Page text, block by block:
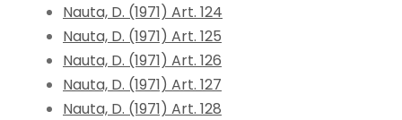
Nauta, D. (1971) Art. 124
Nauta, D. (1971) Art. 125
Nauta, D. (1971) Art. 126
Nauta, D. (1971) Art. 127
Nauta, D. (1971) Art. 128